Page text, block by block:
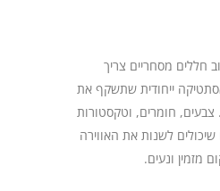
חללים מסחריים צריך
ייחודית שתשקף את
חומרים, וטקסטורות
לשנות את האווירה
מזמין ונעים.